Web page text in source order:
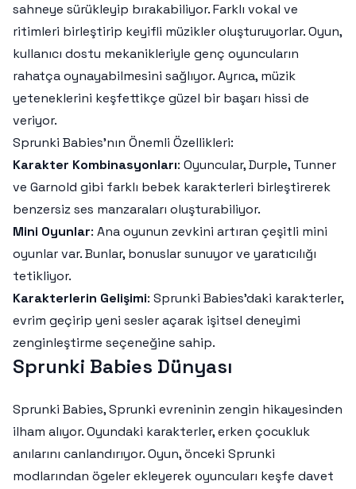
sahneye sürükleyip bırakabiliyor. Farklı vokal ve
ritimleri birleştirip keyifli müzikler oluşturuyorlar. Oyun,
kullanıcı dostu mekanikleriyle genç oyuncuların
rahatça oynayabilmesini sağlıyor. Ayrıca, müzik
yeteneklerini keşfettikçe güzel bir başarı hissi de
veriyor.
Sprunki Babies'nın Önemli Özellikleri:
Karakter Kombinasyonları: Oyuncular, Durple, Tunner
ve Garnold gibi farklı bebek karakterleri birleştirerek
benzersiz ses manzaraları oluşturabiliyor.
Mini Oyunlar: Ana oyunun zevkini artıran çeşitli mini
oyunlar var. Bunlar, bonuslar sunuyor ve yaratıcılığı
tetikliyor.
Karakterlerin Gelişimi: Sprunki Babies'daki karakterler,
evrim geçirip yeni sesler açarak işitsel deneyimi
zenginleştirme seçeneğine sahip.
Sprunki Babies Dünyası
Sprunki Babies, Sprunki evreninin zengin hikayesinden
ilham alıyor. Oyundaki karakterler, erken çocukluk
anılarını canlandırıyor. Oyun, önceki Sprunki
modlarından ögeler ekleyerek oyuncuları keşfe davet